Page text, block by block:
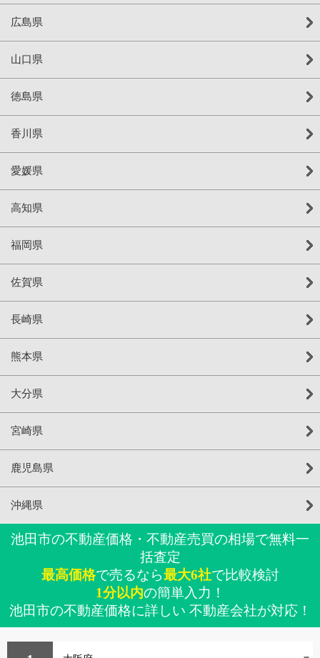
広島県
山口県
徳島県
香川県
愛媛県
高知県
福岡県
佐賀県
長崎県
熊本県
大分県
宮崎県
鹿児島県
沖縄県
池田市の不動産価格・不動産売買の相場で無料一
括査定
最高価格で売るなら最大6社で比較検討
1分以内の簡単入力！
池田市の不動産価格に詳しい 不動産会社が対応！